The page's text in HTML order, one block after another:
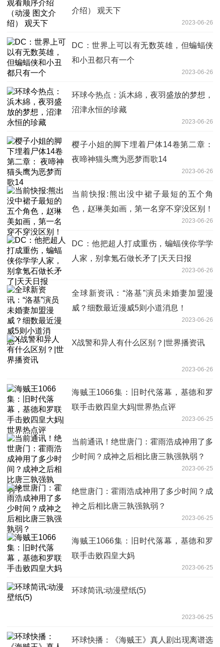
介绍） 观天下
2023-06-26
DC：世界上可以有无数英雄，但蝙蝠侠
和小丑都只有一个
2023-06-26
环球今热点：浜木綿，夜羽盛放的梦想，
沼津永恒的珍藏
2023-06-26
樱子小姐的脚下埋着尸体14卷第二章：
夜啼神猫头鹰为恶梦而歌14
2023-06-26
当前快报:熊出没中裙子最短的五个角
色，赵琳美如画，第一名穿不穿没区别！
2023-06-26
DC：他把超人打成重伤，蝙蝠侠你学学
人家，别拿氪石做长矛了|天天日报
2023-06-26
全球新资讯：“洛基”演员未婚妻加盟漫
威？细数最近漫威5则小道消息！
2023-06-26
X战警和异人有什么区别？|世界播资讯
2023-06-26
海贼王1066集：旧时代落幕，基德和罗
联手击败四皇大妈|世界热点评
2023-06-25
当前通讯！绝世唐门：霍雨浩成神用了多
少时间？成神之后相比唐三孰强孰弱？
2023-06-25
绝世唐门：霍雨浩成神用了多少时间？成
神之后相比唐三孰强孰弱？
2023-06-25
海贼王1066集：旧时代落幕，基德和罗
联手击败四皇大妈
2023-06-25
环球简讯:动漫壁纸(5)
2023-06-25
环球快播：《海贼王》真人剧出现离谱选